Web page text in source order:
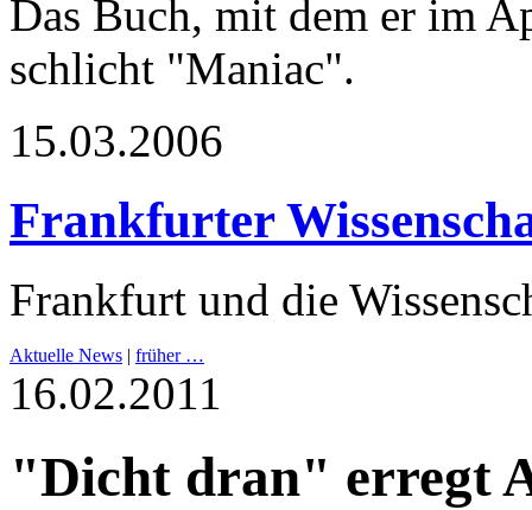
Das Buch, mit dem er im
schlicht "Maniac".
15.03.2006
Frankfurter
Frankfurt und die
Aktuelle News | früher …
16.02.2011
"Dicht dran" erregt